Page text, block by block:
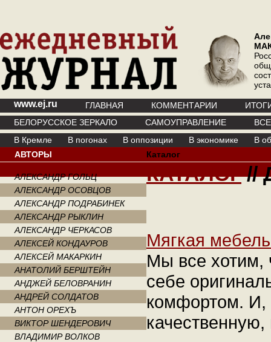
www.ej.ru ГЛАВНАЯ КОММЕНТАРИИ
БЕЛОРУССКОЕ ЗЕРКАЛО
САМОУПРАВЛЕНИЕ
В Кремле
В погонах В оппозиции В экономике
В
АВТОРЫ
АЛЕКСАНДР ГОЛЬЦ
АЛЕКСАНДР ОСОВЦОВ
АЛЕКСАНДР ПОДРАБИНЕК
АЛЕКСАНДР РЫКЛИН
АЛЕКСАНДР ЧЕРКАСОВ
АЛЕКСЕЙ КОНДАУРОВ
АЛЕКСЕЙ МАКАРКИН
АНАТОЛИЙ БЕРШТЕЙН
АНДЖЕЙ БЕЛОВРАНИН
АНДРЕЙ СОЛДАТОВ
АНТОН ОРЕХЪ
ВИКТОР ШЕНДЕРОВИЧ
ВЛАДИМИР ВОЛКОВ
Каталог
КАТАЛОГ//
Мягкая
Мы все хотим,
себе
комфортом. И,